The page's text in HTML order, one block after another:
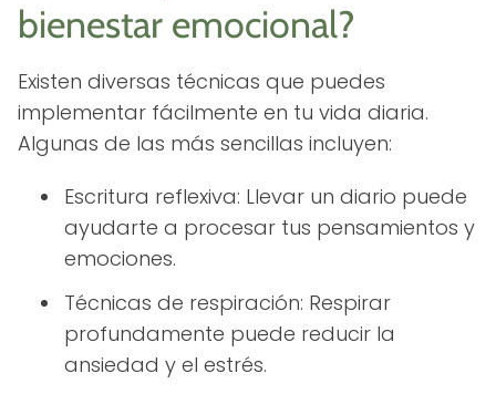
bienestar emocional?
Existen diversas técnicas que puedes
implementar fácilmente en tu vida diaria.
Algunas de las más sencillas incluyen:
Escritura reflexiva: Llevar un diario puede
ayudarte a procesar tus pensamientos y
emociones.
Técnicas de respiración: Respirar
profundamente puede reducir la
ansiedad y el estrés.